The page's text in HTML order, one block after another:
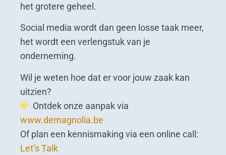
het grotere geheel.
Social media wordt dan geen losse taak meer,
het wordt een verlengstuk van je
onderneming.
Wil je weten hoe dat er voor jouw zaak kan
uitzien?
Ontdek onze aanpak via
www.demagnolia.be
Of plan een kennismaking via een online call:
Let’s Talk